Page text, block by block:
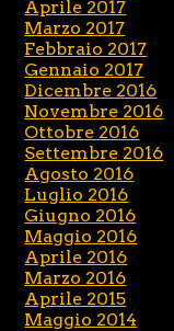
Aprile 2017
Marzo 2017
Febbraio 2017
Gennaio 2017
Dicembre 2016
Novembre 2016
Ottobre 2016
Settembre 2016
Agosto 2016
Luglio 2016
Giugno 2016
Maggio 2016
Aprile 2016
Marzo 2016
Aprile 2015
Maggio 2014